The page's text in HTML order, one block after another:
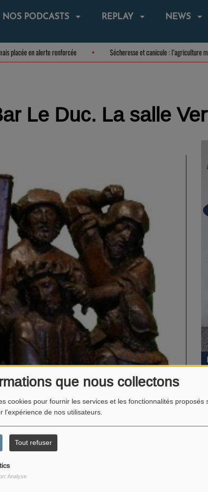
que nous collectons
cookies pour fournir les services et les fonctionnalités proposés
l'expérience de nos utilisateurs.
Tout refuser
Analyse
NOS PODCASTS REPLAY NEWS
placée en alerte renforcée Sécheresse et canicule :
Le Duc. La salle